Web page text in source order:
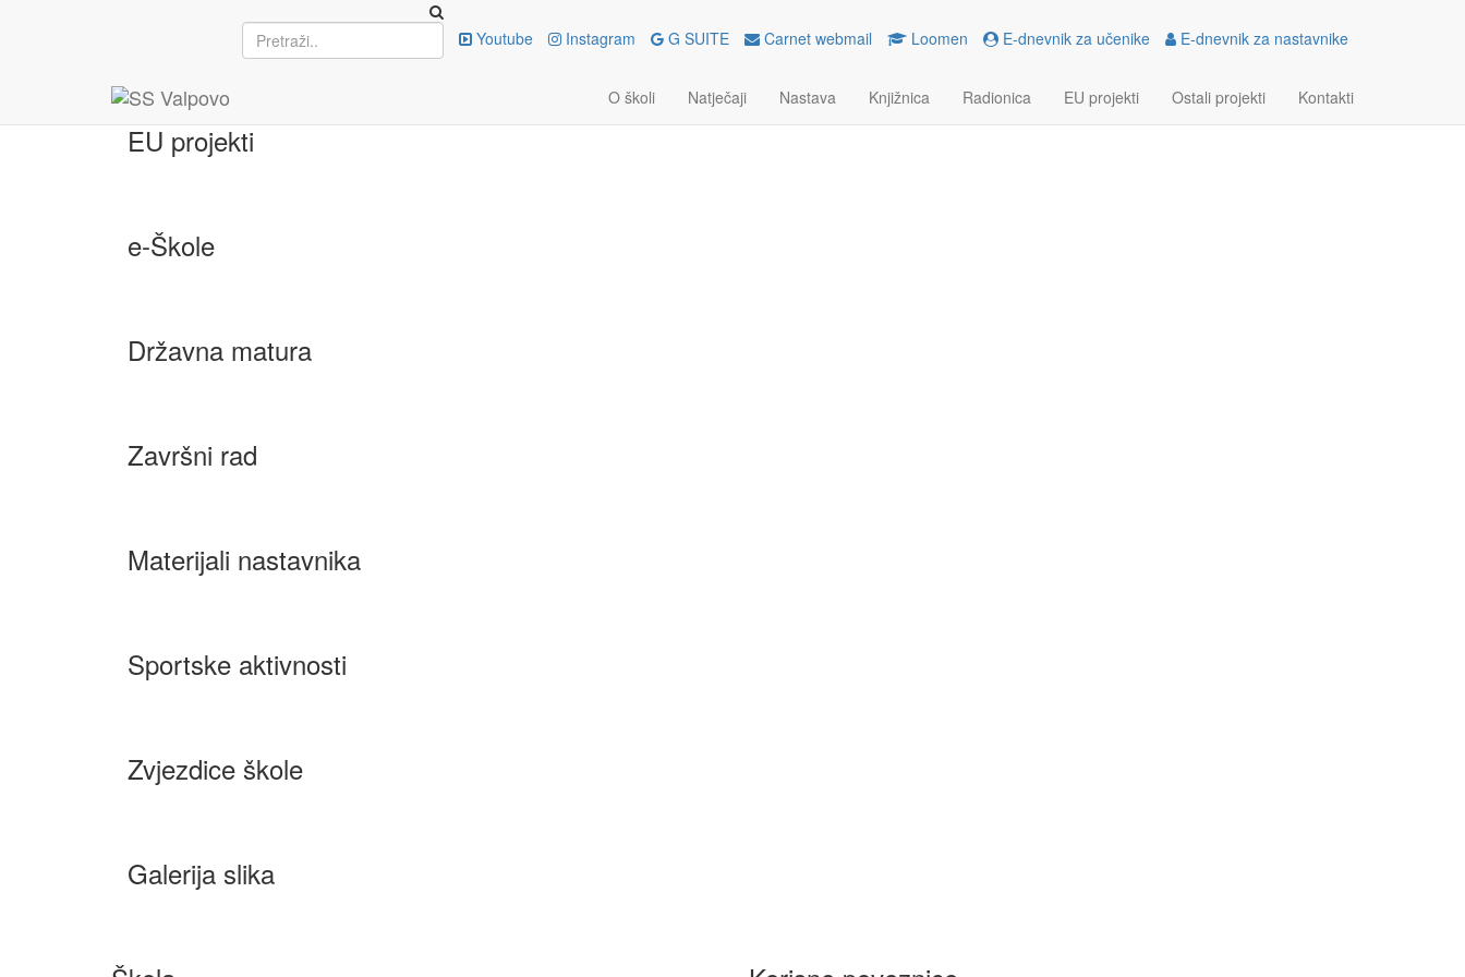
Youtube Instagram G SUITE Carnet webmail Loomen E-dnevnik za učenike E-dnevnik za nastavnike
O školi Natječaji Nastava Knjižnica Radionica EU projekti Ostali projekti Kontakti
EU projekti
e-Škole
Državna matura
Završni rad
Materijali nastavnika
Sportske aktivnosti
Zvjezdice škole
Galerija slika
Istraživački projekti